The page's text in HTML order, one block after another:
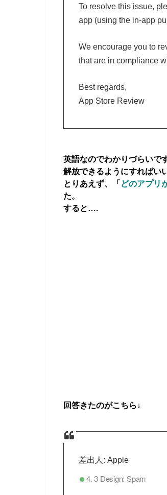
To resolve this issue,
app (using the in-app
We encourage you to
that are in compliance
Best regards,
App Store Review
英語なのでわかりづらいで
解放できるようにすればい
とりあえず、
「どのアプリ
た。
すると….
回答きたのがこちら↓
差出人: Apple
4. 3 Design: Spam